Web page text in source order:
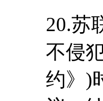
20.苏
不侵
约》)